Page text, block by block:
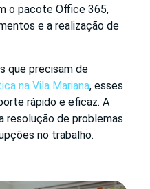
o pacote Office 365,
e a realização de
que precisam de
na Vila Mariana, esses
rápido e eficaz. A
resolução de problemas
no trabalho.